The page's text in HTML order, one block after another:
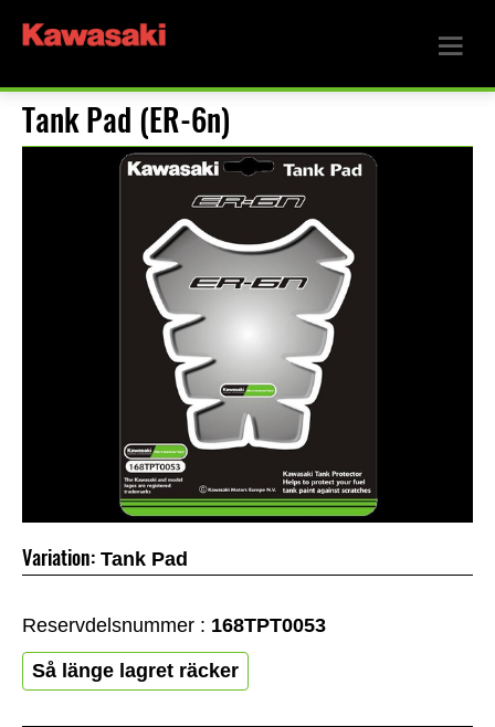
Tank Pad (ER-6n)
Variation: Tank Pad
Reservdelsnummer : 168TPT0053
Så länge lagret räcker